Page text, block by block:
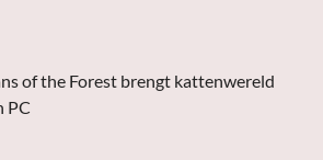
of the Forest brengt kattenwereld
PC